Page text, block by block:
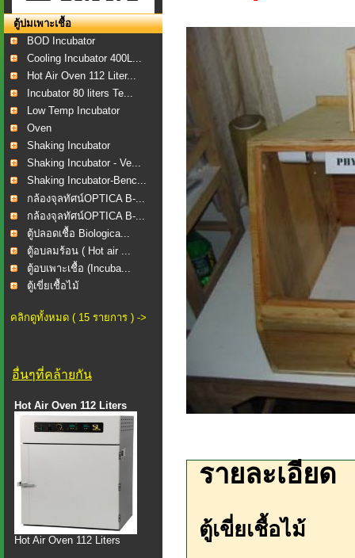
ตู้บ่มเพาะเชื้อ
BOD Incubator
Cooling Incubator 400L...
Hot Air Oven 112 Liter...
Incubator 80 liters Te...
Low Temp Incubator
Oven
Shaking Incubator
Shaking Incubator - Ve...
Shaking Incubator-Benc...
กล้องจุลทัศน์OPTICA B-...
กล้องจุลทัศน์OPTICA B-...
ตู้ปลอดเชื้อ Biologica...
ตู้อบลมร้อน ( Hot air ...
ตู้อบเพาะเชื้อ (Incuba...
ตู้เขี่ยเชื้อไม้
คลิกดูทั้งหมด ( 15 รายการ ) ->
อื่นๆที่คล้ายกัน
Hot Air Oven 112 Liters
Hot Air Oven 112 Liters
รายละเอียด
ตู้เขี่ยเชื้อไม้